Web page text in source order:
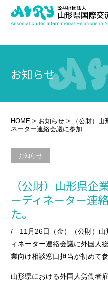
お知らせ
HOME > お知らせ >
（公財）
ネーター連絡会議に参加
お知らせ
（公財）山形県企
ーディネーター連
た。
/ 11月26日（金）（公財）山
ィネーター連絡会議に外国人
業向け相談窓口担当が初めて
山形県における外国人労働者